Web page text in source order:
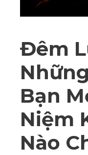
Đêm
Bạn
Niệm
Nào